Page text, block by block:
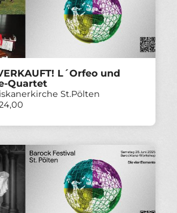
L´Orfeo und
Quartet
St.Pölten